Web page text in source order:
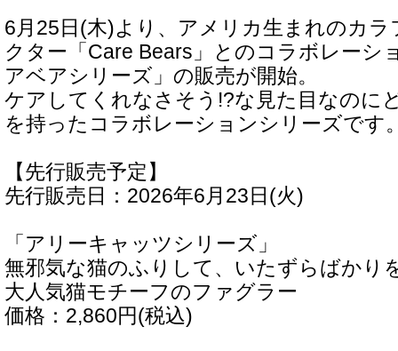
6月25日(木)より、アメリカ生まれのカ
クター「Care Bears」とのコラボレーシ
アベアシリーズ」の販売が開始。
ケアしてくれなさそう!?な見た目なのに
を持ったコラボレーションシリーズです
【先行販売予定】
先行販売日：2026年6月23日(火)
「アリーキャッツシリーズ」
無邪気な猫のふりして、いたずらばかり
大人気猫モチーフのファグラー
価格：2,860円(税込)